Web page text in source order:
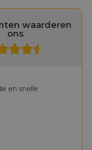
waarderen
ons
en snelle